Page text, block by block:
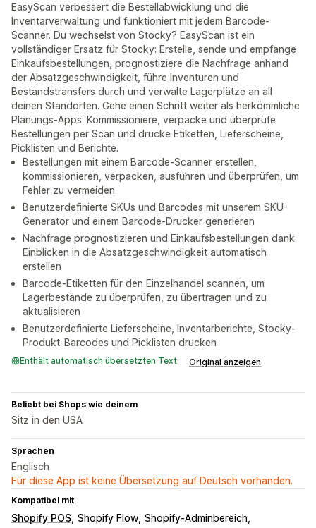
EasyScan verbessert die Bestellabwicklung und die
Inventarverwaltung und funktioniert mit jedem Barcode-
Scanner. Du wechselst von Stocky? EasyScan ist ein
vollständiger Ersatz für Stocky: Erstelle, sende und empfange
Einkaufsbestellungen, prognostiziere die Nachfrage anhand
der Absatzgeschwindigkeit, führe Inventuren und
Bestandstransfers durch und verwalte Lagerplätze an all
deinen Standorten. Gehe einen Schritt weiter als herkömmliche
Planungs-Apps: Kommissioniere, verpacke und überprüfe
Bestellungen per Scan und drucke Etiketten, Lieferscheine,
Picklisten und Berichte.
Bestellungen mit einem Barcode-Scanner erstellen,
kommissionieren, verpacken, ausführen und überprüfen, um
Fehler zu vermeiden
Benutzerdefinierte SKUs und Barcodes mit unserem SKU-
Generator und einem Barcode-Drucker generieren
Nachfrage prognostizieren und Einkaufsbestellungen dank
Einblicken in die Absatzgeschwindigkeit automatisch
erstellen
Barcode-Etiketten für den Einzelhandel scannen, um
Lagerbestände zu überprüfen, zu übertragen und zu
aktualisieren
Benutzerdefinierte Lieferscheine, Inventarberichte, Stocky-
Produkt-Barcodes und Picklisten drucken
Enthält automatisch übersetzten Text Original anzeigen
Beliebt bei Shops wie deinem
Sitz in den USA
Sprachen
Englisch
Für diese App ist keine Übersetzung auf Deutsch vorhanden.
Kompatibel mit
Shopify POS Shopify Flow Shopify-Adminbereich